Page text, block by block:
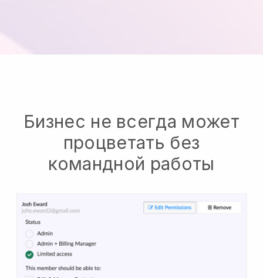
Бизнес не всегда может
процветать без
командной работы